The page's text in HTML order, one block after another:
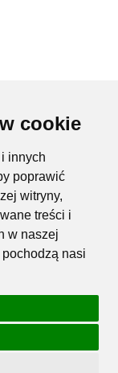
cookie
innych
poprawić
witryny,
treści i
w naszej
nasi
i
kontakt
© 2006-2025 -